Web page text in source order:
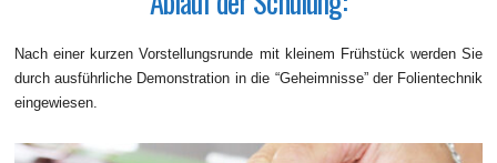
Nach einer kurzen Vorstellungsrunde mit kleinem Frühstück werden Sie
durch ausführliche Demonstration in die “Geheimnisse” der Folientechnik
eingewiesen.